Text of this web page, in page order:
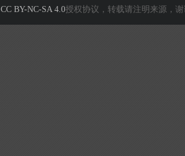
CC BY-NC-SA 4.0授权协议，转载请注明来源，